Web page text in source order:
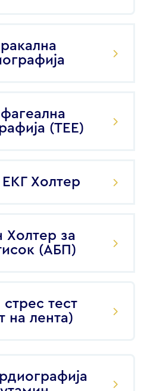
(ТЕЕ)
Холтер
Холтер за
(АБП)
тест
на лента)